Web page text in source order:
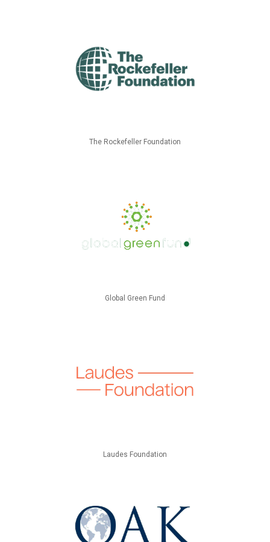
The Rockefeller Foundation
Global Green Fund
Laudes Foundation